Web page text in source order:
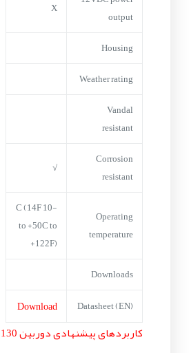
output
X
Housing
Weather rating
Vandal
resistant
Corrosion
resistant
√
Operating
temperature
-10 C (14F
to +50C to
+122F)
Downloads
Datasheet (EN)
Download
کاربردهای پیشنهادی دوربین WV-S2130